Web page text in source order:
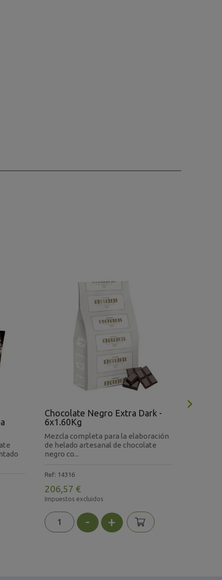
Chocolate Negro Extra Dark -
6x1.60Kg
Mezcla completa para la elaboración
de helado artesanal de chocolate
negro co...
Ref: 14316
206,57 €
Impuestos excluidos
- +
